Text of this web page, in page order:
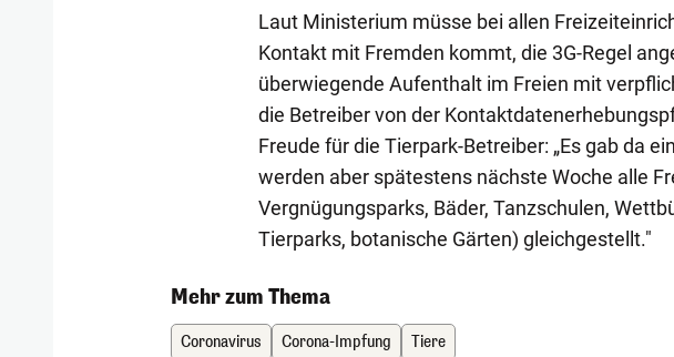
Laut Ministerium müsse bei allen
Kontakt mit Fremden kommt, die 3G-Regel
überwiegende Aufenthalt im Freien mit
die Betreiber von der
Freude für die Tierpark-Betreiber: „Es gab da
werden aber spätestens nächste Woche alle
Vergnügungsparks, Bäder, Tanzschulen,
Tierparks, botanische Gärten) gleichgestellt."
Mehr zum Thema
Coronavirus Corona-Impfung Tiere